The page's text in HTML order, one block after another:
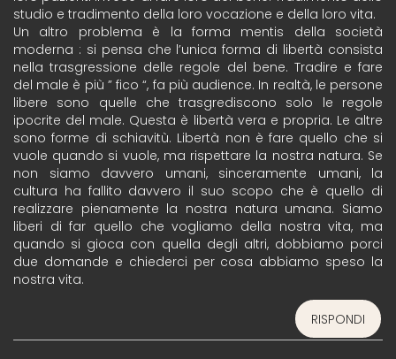
studio e tradimento della loro vocazione e della loro vita.
Un altro problema è la forma mentis della società
moderna : si pensa che l’unica forma di libertà consista
nella trasgressione delle regole del bene. Tradire e fare
del male è più ” fico “, fa più audience. In realtà, le persone
libere sono quelle che trasgrediscono solo le regole
ipocrite del male. Questa è libertà vera e propria. Le altre
sono forme di schiavitù. Libertà non è fare quello che si
vuole quando si vuole, ma rispettare la nostra natura. Se
non siamo davvero umani, sinceramente umani, la
cultura ha fallito davvero il suo scopo che è quello di
realizzare pienamente la nostra natura umana. Siamo
liberi di far quello che vogliamo della nostra vita, ma
quando si gioca con quella degli altri, dobbiamo porci
due domande e chiederci per cosa abbiamo speso la
nostra vita.
RISPONDI